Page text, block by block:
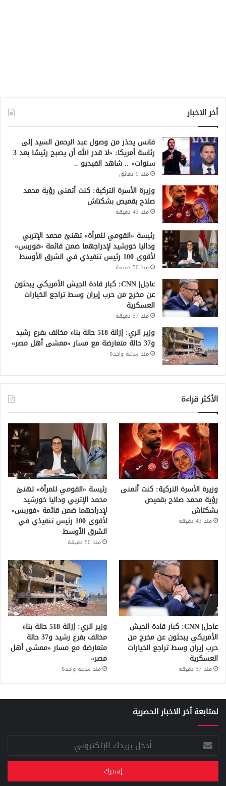
أخر الاخبار
فانس يحذر من وصول عبد الرحمن السيد إلى
رئاسة أمريكا: «لا قدر الله أن يصبح رئيسًا بعد 3
سنوات» .. شاهد الفيديو ..
منذ 9 دقائق
وزيرة الأسرة التركية: كنت أتمنى رؤية محمد
صلاح بقميص بشكتاش
منذ 43 دقيقة
رئيسة «القومي للمرأة» تهنئ محمد الإتربي
وداليا خورشيد لإدراجهما ضمن قائمة «فوربس»
لأقوى 100 رئيس تنفيذي في الشرق الأوسط
منذ 50 دقيقة
عاجل| CNN: كبار قادة الجيش الأمريكي يبحثون
عن مخرج من حرب إيران وسط تراجع الخيارات
العسكرية
منذ 57 دقيقة
وزير الري: إزالة 518 حالة بناء مخالف بفرع رشيد
و37 حالة متعارضة مع مسار «ممشى أهل مصر»
منذ ساعة واحدة
الأكثر قراءة
وزيرة الأسرة التركية: كنت أتمنى
رؤية محمد صلاح بقميص
بشكتاش
منذ 43 دقيقة
رئيسة «القومي للمرأة» تهنئ
محمد الإتربي وداليا خورشيد
لإدراجهما ضمن قائمة «فوربس»
لأقوى 100 رئيس تنفيذي في
الشرق الأوسط
منذ 50 دقيقة
عاجل| CNN: كبار قادة الجيش
الأمريكي يبحثون عن مخرج من
حرب إيران وسط تراجع الخيارات
العسكرية
منذ 57 دقيقة
وزير الري: إزالة 518 حالة بناء
مخالف بفرع رشيد و37 حالة
متعارضة مع مسار «ممشى أهل
مصر»
منذ ساعة واحدة
لمتابعة أخر الاخبار الحصرية
أدخل
بريدك
الإلكتروني